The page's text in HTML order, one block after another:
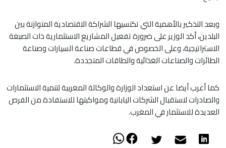
وبعد التذكير بالأهمية التي تكتسيها الشراكة الاقتصادية المتوازنة بين
البلدين، أكد الوزير على ضرورة تفعيل المشاريع الاستثمارية ذات الصبغة
الاستراتيجية، وعلى الخصوص في قطاعات صناعة السيارات وصناعة
الطائرات والصناعات الغذائية والطاقات المتجددة.
كما أعرب أيضا عن استعداد الوزارة والوكالة المغربية لتنمية الاستثمارات
والصادرات لاستقبال الشركات اليابانية ومواكبتها للاستفادة من الفرص
العديدة للاستثمار في المغرب.